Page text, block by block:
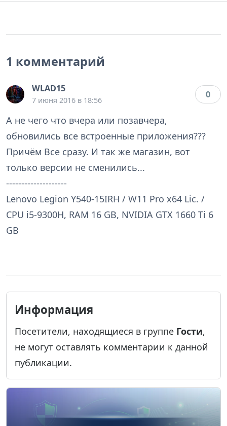
1 комментарий
WLAD15
7 июня 2016 в 18:56
0
А не чего что вчера или позавчера,
обновились все встроенные приложения???
Причём Все сразу. И так же магазин, вот
только версии не сменились...
--------------------
Lenovo Legion Y540-15IRH / W11 Pro x64 Lic. /
CPU i5-9300H, RAM 16 GB, NVIDIA GTX 1660 Ti 6
GB
Информация
Посетители, находящиеся в группе Гости,
не могут оставлять комментарии к данной
публикации.